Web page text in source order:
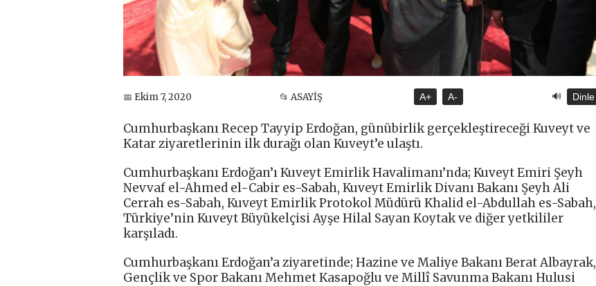
📅 Ekim 7, 2020 📂 ASAYİŞ A+ A- 🔊 Dinle
Cumhurbaşkanı Recep Tayyip Erdoğan, günübirlik gerçekleştireceği Kuveyt ve
Katar ziyaretlerinin ilk durağı olan Kuveyt’e ulaştı.
Cumhurbaşkanı Erdoğan’ı Kuveyt Emirlik Havalimanı’nda; Kuveyt Emiri Şeyh
Nevvaf el-Ahmed el-Cabir es-Sabah, Kuveyt Emirlik Divanı Bakanı Şeyh Ali
Cerrah es-Sabah, Kuveyt Emirlik Protokol Müdürü Khalid el-Abdullah es-Sabah,
Türkiye’nin Kuveyt Büyükelçisi Ayşe Hilal Sayan Koytak ve diğer yetkililer
karşıladı.
Cumhurbaşkanı Erdoğan’a ziyaretinde; Hazine ve Maliye Bakanı Berat Albayrak,
Gençlik ve Spor Bakanı Mehmet Kasapoğlu ve Millî Savunma Bakanı Hulusi